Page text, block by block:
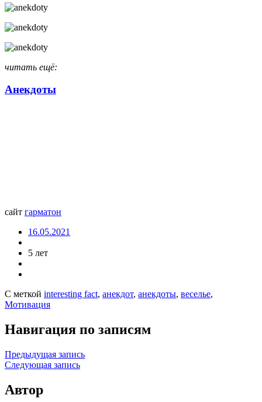
читать ещё:
Анекдоты
сайт гарматон
16.05.2021
5 лет
С меткой interesting fact, анекдот, анекдоты, веселье,
Мотивация
Навигация по записям
Предыдущая запись
Следующая запись
Автор